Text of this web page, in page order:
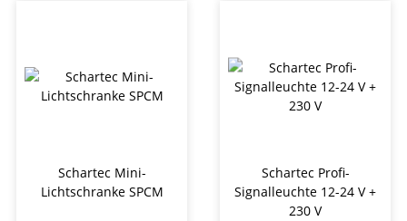
Schartec Mini-
Lichtschranke SPCM
Schartec Profi-
Signalleuchte 12-24 V +
230 V